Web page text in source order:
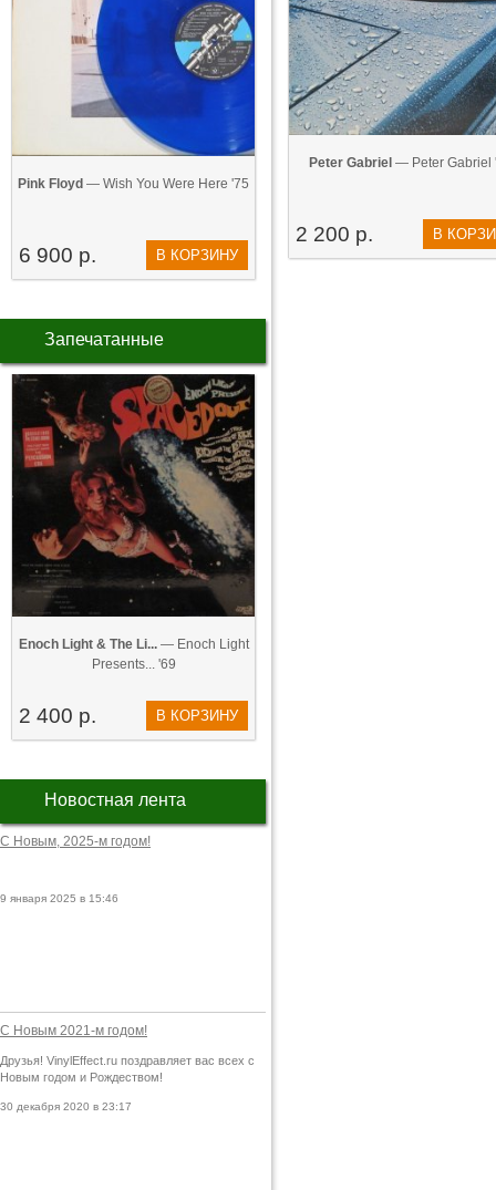
Pink Floyd — Wish You Were Here '75
6 900 р. В КОРЗИНУ
Запечатанные
Enoch Light & The Li...— Enoch Light
Presents... '69
2 400 р. В КОРЗИНУ
Новостная лента
С Новым, 2025-м годом!
9 января 2025 в 15:46
С Новым 2021-м годом!
Друзья! VinylEffect.ru поздравляет вас всех с
Новым годом и Рождеством!
30 декабря 2020 в 23:17
Peter Gabriel — Peter Gabriel
2 200 р. В